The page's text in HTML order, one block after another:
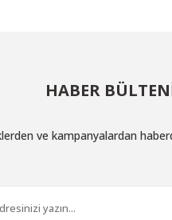
HABER
ve kampanyalardan